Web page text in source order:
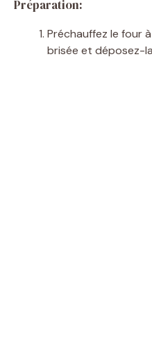
Préparation:
Préchauffez le four
brisée et déposez-